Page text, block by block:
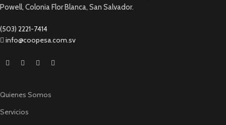
Powell, Colonia Flor Blanca, San Salvador.
(503) 2221-7414
info@coopesa.com.sv
Quienes Somos
Servicios